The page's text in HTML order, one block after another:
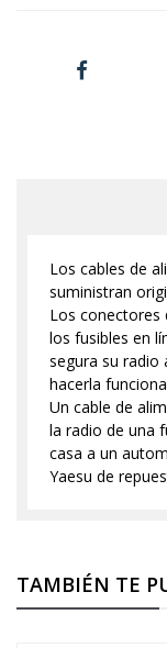
Los cables de
suministran
Los conectores
los fusibles en
segura su radio
hacerla
Un cable de
la radio de una
casa a un
Yaesu de
TAMBIÉN TE